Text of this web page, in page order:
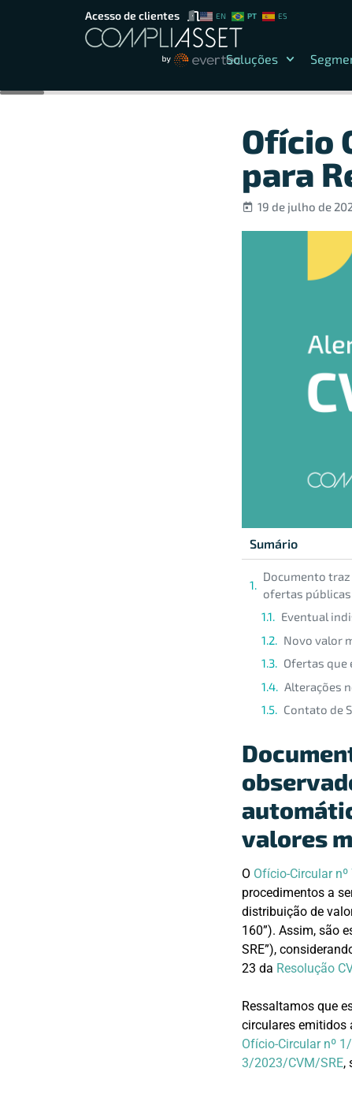
Acesso de clientes EN PT ES
Soluções
Ofício
para
19 de julho de
Sumário
Documento
ofertas
Eventual
Novo valor
Ofertas que
Alterações
Contato de
valores
O Ofício-Circular
procedimentos a
distribuição de
160”). Assim, são
SRE”),
23 da Resolução
Ressaltamos que
circulares emitidos
Ofício-Circular nº
3/2023/CVM/SRE,